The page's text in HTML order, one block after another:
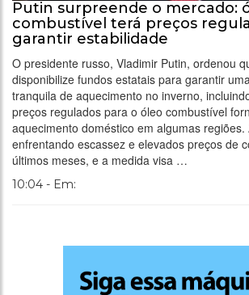
Putin surpreende o mercado:
combustível terá preços
garantir estabilidade
O presidente russo, Vladimir Putin, ordenou
disponibilize fundos estatais para garantir
tranquila de aquecimento no inverno,
preços regulados para o óleo combustível
aquecimento doméstico em algumas regiões.
enfrentando escassez e elevados preços de
últimos meses, e a medida visa …
10:04 - Em: